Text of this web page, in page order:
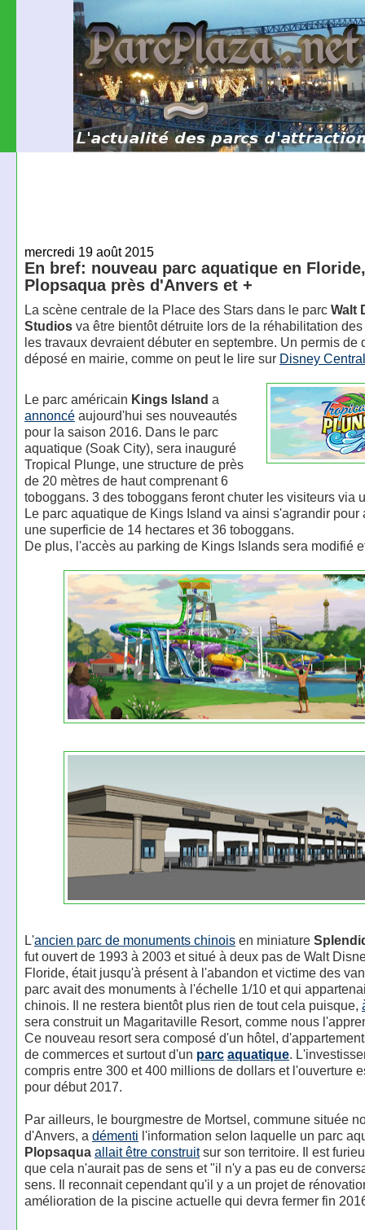
mercredi 19 août 2015
En bref: nouveau parc aquatique en
Plopsaqua près d'Anvers et +
La scène centrale de la Place des Stars dans le parc Walt
Studiosva être bientôt détruite lors de la réhabilitation
les travaux devraient débuter en septembre. Un permis de
déposé en mairie, comme on peut le lire sur Disney
Le parc américain Kings Island a
annoncéaujourd'hui ses nouveautés
pour la saison 2016. Dans le parc
aquatique (Soak City), sera inauguré
Tropical Plunge, une structure de près
de 20 mètres de haut comprenant 6
toboggans. 3 des toboggans feront chuter les visiteurs via
Le parc aquatique de Kings Island va ainsi s'agrandir pour
une superficie de 14 hectares et 36 toboggans.
De plus, l'accès au parking de Kings Islands sera modifié
L'ancien parc de monuments chinoisen miniature
fut ouvert de 1993 à 2003 et situé à deux pas de Walt
Floride, était jusqu'à présent à l'abandon et victime des
parc avait des monuments à l'échelle 1/10 et qui
chinois. Il ne restera bientôt plus rien de tout cela puisque,
sera construit un Magaritaville Resort, comme nous
Ce nouveau resort sera composé d'un hôtel,
de commerces et surtout d'un parc aquatique.
compris entre 300 et 400 millions de dollars et l'ouverture
pour début 2017.
Par ailleurs, le bourgmestre de Mortsel, commune située
d'Anvers, a démenti l'information selon laquelle un parc
Plopsaqua allait être construitsur son territoire. Il est
que cela n'aurait pas de sens et "il n'y a pas eu de
sens. Il reconnait cependant qu'il y a un projet de
amélioration de la piscine actuelle qui devra fermer fin